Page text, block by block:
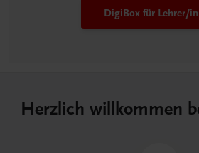
DigiBox für Lehrer/
Herzlich willkommen